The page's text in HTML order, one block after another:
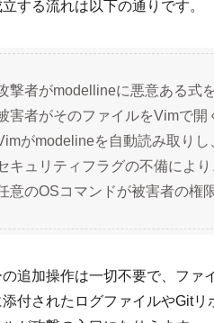
する流れは以下の通りです。
撃者がmodellineに悪意ある式
害者がそのファイルをVimで開
がmodelineを自動読み取り
キュリティフラグの不備によ
意のOSコマンドが被害者の権
追加操作は一切不要で、ファ
添付されたログファイルやGit